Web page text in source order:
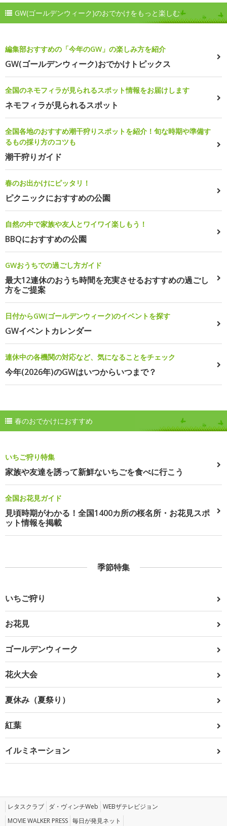
GW(ゴールデンウィーク)のおでかけをもっと楽しむ
編集部おすすめの「今年のGW」の楽しみ方を紹介
GW(ゴールデンウィーク)おでかけトピックス
全国のネモフィラが見られるスポット情報をお届けします
ネモフィラが見られるスポット
全国各地のおすすめ潮干狩りスポットを紹介！旬な時期や準備す
るもの採り方のコツも
潮干狩りガイド
春のお出かけにピッタリ！
ピクニックにおすすめの公園
自然の中で家族や友人とワイワイ楽しもう！
BBQにおすすめの公園
GWおうちでの過ごし方ガイド
最大12連休のおうち時間を充実させるおすすめの過ごし
方をご提案
日付からGW(ゴールデンウィーク)のイベントを探す
GWイベントカレンダー
連休中の各機関の対応など、気になることをチェック
今年(2026年)のGWはいつからいつまで？
春のおでかけにおすすめ
いちご狩り特集
家族や友達を誘って新鮮ないちごを食べに行こう
全国お花見ガイド
見頃時期がわかる！全国1400カ所の桜名所・お花見スポ
ット情報を掲載
季節特集
いちご狩り
お花見
ゴールデンウィーク
花火大会
夏休み（夏祭り）
紅葉
イルミネーション
レタスクラブ ダ・ヴィンチWeb WEBザテレビジョン
MOVIE WALKER PRESS 毎日が発見ネット